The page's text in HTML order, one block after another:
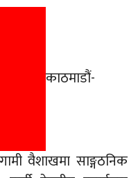
काठमाडौं-
वैशाखमा साङ्गठनिक